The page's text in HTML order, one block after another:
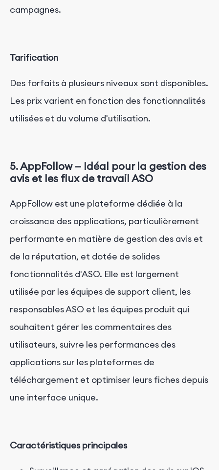
campagnes.
Tarification
Des forfaits à plusieurs niveaux sont disponibles.
Les prix varient en fonction des fonctionnalités
utilisées et du volume d'utilisation.
5.AppFollow — Idéal pour la gestion des
avis et les flux de travail ASO
AppFollow est une plateforme dédiée à la
croissance des applications, particulièrement
performante en matière de gestion des avis et
de la réputation, et dotée de solides
fonctionnalités d'ASO. Elle est largement
utilisée par les équipes de support client, les
responsables ASO et les équipes produit qui
souhaitent gérer les commentaires des
utilisateurs, suivre les performances des
applications sur les plateformes de
téléchargement et optimiser leurs fiches depuis
une interface unique.
Caractéristiques principales